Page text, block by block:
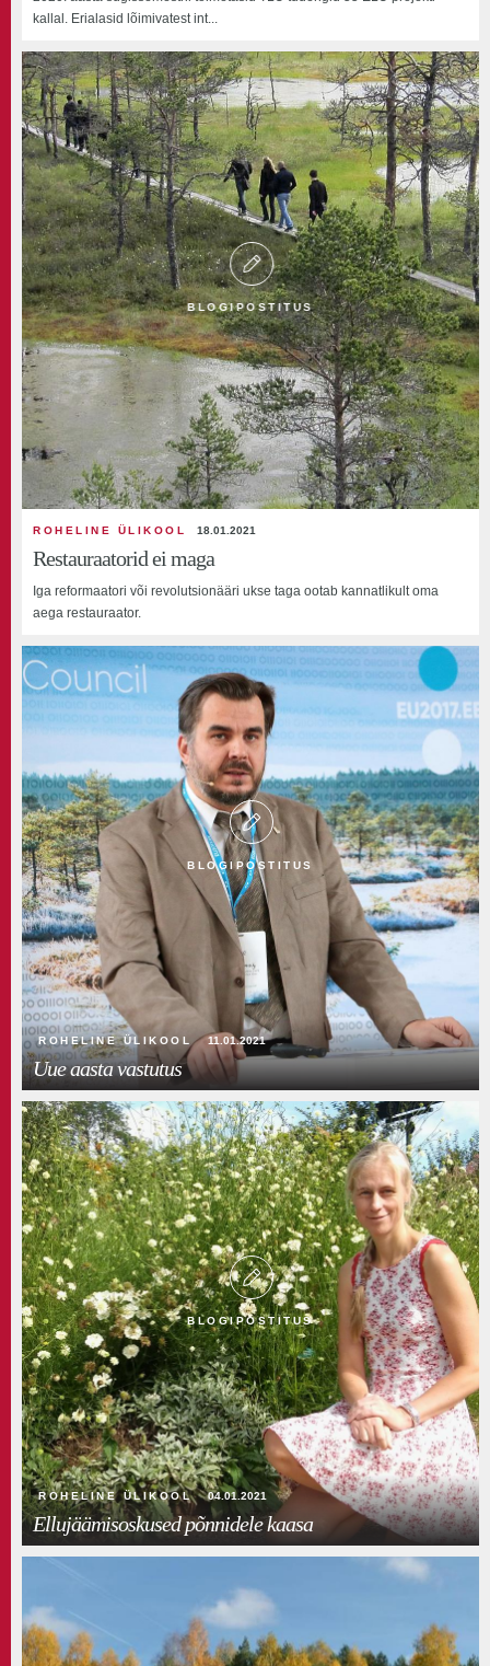
kallal. Erialasid lõimivatest int...
BLOGIPOSTITUS
ROHELINE ÜLIKOOL 18.01.2021
Restauraatorid ei maga
Iga reformaatori või revolutsionääri ukse taga ootab kannatlikult oma
aega restauraator.
BLOGIPOSTITUS
ROHELINE ÜLIKOOL 11.01.2021
Uue aasta vastutus
BLOGIPOSTITUS
ROHELINE ÜLIKOOL 04.01.2021
Ellujäämisoskused põnnidele kaasa